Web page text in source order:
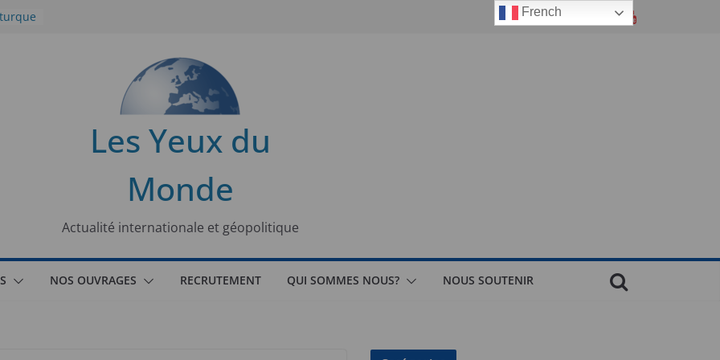
Les Yeux du
Monde
Actualité internationale et géopolitique
NOS OUVRAGES RECRUTEMENT QUI SOMMES NOUS? NOUS SOUTENIR
French